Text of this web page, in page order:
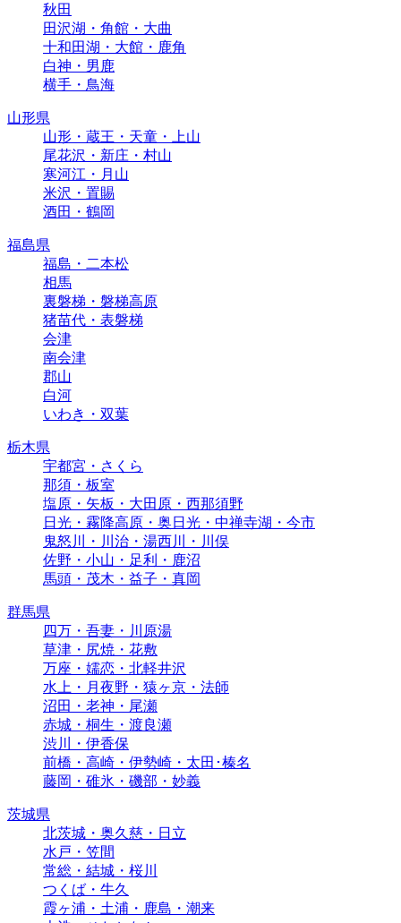
秋田
田沢湖・角館・大曲
十和田湖・大館・鹿角
白神・男鹿
横手・鳥海
山形県
山形・蔵王・天童・上山
尾花沢・新庄・村山
寒河江・月山
米沢・置賜
酒田・鶴岡
福島県
福島・二本松
相馬
裏磐梯・磐梯高原
猪苗代・表磐梯
会津
南会津
郡山
白河
いわき・双葉
栃木県
宇都宮・さくら
那須・板室
塩原・矢板・大田原・西那須野
日光・霧降高原・奥日光・中禅寺湖・今市
鬼怒川・川治・湯西川・川俣
佐野・小山・足利・鹿沼
馬頭・茂木・益子・真岡
群馬県
四万・吾妻・川原湯
草津・尻焼・花敷
万座・嬬恋・北軽井沢
水上・月夜野・猿ヶ京・法師
沼田・老神・尾瀬
赤城・桐生・渡良瀬
渋川・伊香保
前橋・高崎・伊勢崎・太田･榛名
藤岡・碓氷・磯部・妙義
茨城県
北茨城・奥久慈・日立
水戸・笠間
常総・結城・桜川
つくば・牛久
霞ヶ浦・土浦・鹿島・潮来